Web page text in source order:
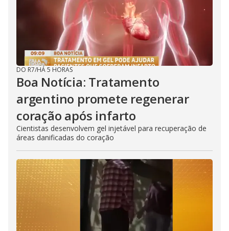
DO R7/HÁ 5 HORAS
Boa Notícia: Tratamento
argentino promete regenerar
coração após infarto
Cientistas desenvolvem gel injetável para recuperação de
áreas danificadas do coração